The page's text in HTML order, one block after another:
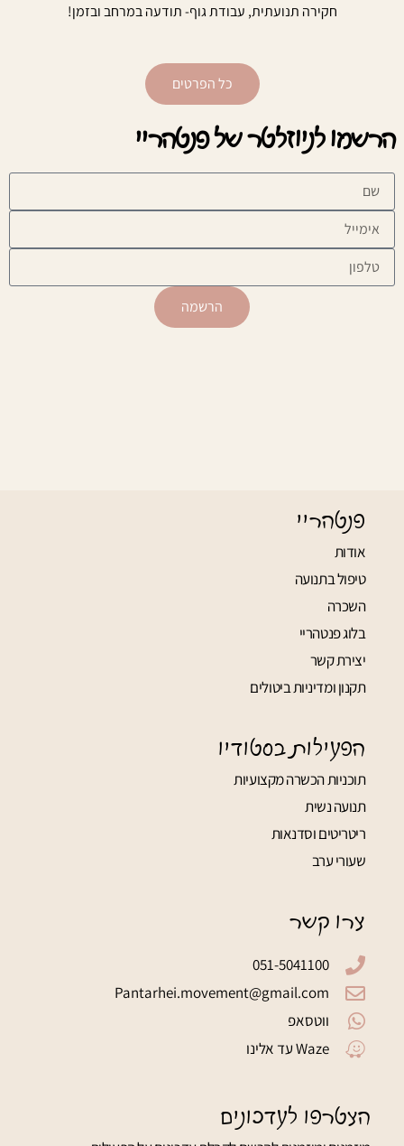
חקירה תנועתית, עבודת גוף- תודעה במרחב ובזמן!
כל הפרטים
הרשמו לניוזלטר של פנטהריי
הרשמה
פנטהריי
אודות
טיפול בתנועה
השכרה
בלוג פנטהריי
יצירת קשר
תקנון ומדיניות ביטולים
הפעילות בסטודיו
תוכניות הכשרה מקצועיות
תנועה נשית
ריטריטים וסדנאות
שעורי ערב
צרו קשר
051-5041100
Pantarhei.movement@gmail.com
ווטסאפ
Waze עד אלינו
הצטרפו לעדכונים